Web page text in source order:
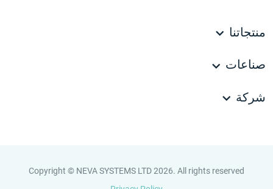
منتجاتنا
صناعات
شركة
Copyright © NEVA SYSTEMS LTD 2026. All rights reserved